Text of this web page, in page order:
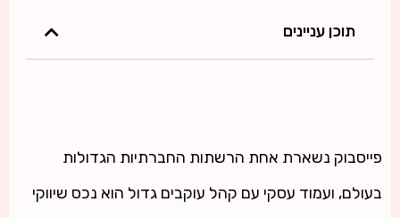
תוכן עניינים
פייסבוק נשארת אחת הרשתות החברתיות הגדולות
בעולם, ועמוד עסקי עם קהל עוקבים גדול הוא נכס שיווקי